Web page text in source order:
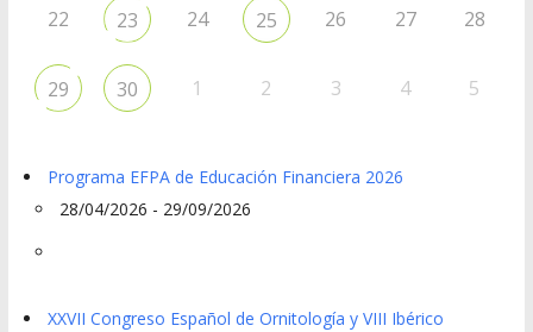
22 23 24 25 26 27 28
29 30 1 2 3 4 5
Programa EFPA de Educación Financiera 2026
28/04/2026 - 29/09/2026
XXVII Congreso Español de Ornitología y VIII Ibérico